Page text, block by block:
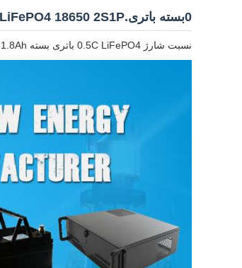
0بسته باتری.5C LiFePO4 18650 2S1P باتری لیتیوم 6.4V 1.8Ah
نسبت شارژ 0.5C LiFePO4 باتری بسته 6.4V 18650 2S1P 1.8Ah شارژ مجدد کوچک نور اضطراری باتری لیتیوم یون